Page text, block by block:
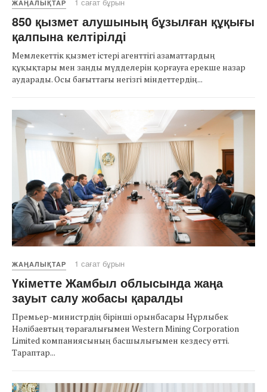
ЖАҢАЛЫҚТАР
850 қызмет алушының бұзылған құқығы
қалпына келтірілді
Мемлекеттік қызмет істері агенттігі азаматтардың
құқықтары мен заңды мүдделерін қорғауға ерекше назар
аударады. Осы бағыттағы негізгі міндеттердің...
ЖАҢАЛЫҚТАР 1 сағат бұрын
Үкіметте Жамбыл облысында жаңа
зауыт салу жобасы қаралды
Премьер-министрдің бірінші орынбасары Нұрлыбек
Нәлібаевтың төрағалығымен Western Mining Corporation
Limited компаниясының басшылығымен кездесу өтті.
Тараптар...